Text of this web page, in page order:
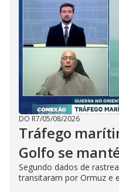
DO R7/05/08/2026
Tráfego
Golfo se
Segundo dados de
transitaram por Ormuz e